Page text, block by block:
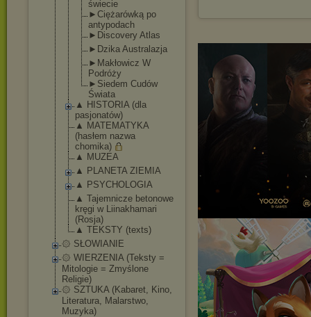
świecie
►Ciężarówką po
antypodach
►Discovery Atlas
►Dzika Australazja
►Makłowicz W
Podróży
►Siedem Cudów
Świata
▲ HISTORIA (dla
pasjonatów)
▲ MATEMATYKA
(hasłem nazwa
chomika)
▲ MUZEA
▲ PLANETA ZIEMIA
▲ PSYCHOLOGIA
▲ Tajemnicze betonowe
kręgi w Liinakhamari
(Rosja)
▲ TEKSTY (texts)
۞ SŁOWIANIE
۞ WIERZENIA (Teksty =
Mitologie = Zmyślone
Religie)
۞ SZTUKA (Kabaret, Kino,
Literatura, Malarstwo,
Muzyka)